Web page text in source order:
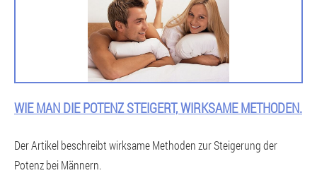
WIE MAN DIE POTENZ STEIGERT, WIRKSAME METHODEN.
Der Artikel beschreibt wirksame Methoden zur Steigerung der
Potenz bei Männern.